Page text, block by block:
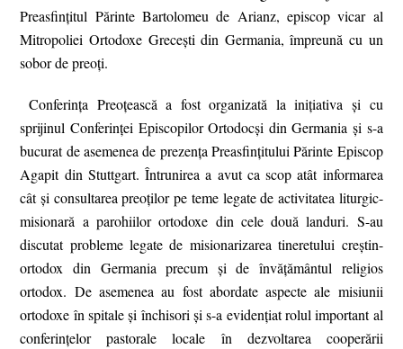
Preasfinţitul Părinte Bartolomeu de Arianz, episcop vicar al
Mitropoliei Ortodoxe Greceşti din Germania, împreună cu un
sobor de preoţi.
Conferinţa Preoţească a fost organizată la iniţiativa şi cu
sprijinul Conferinţei Episcopilor Ortodocşi din Germania şi s-a
bucurat de asemenea de prezenţa Preasfinţitului Părinte Episcop
Agapit din Stuttgart. Întrunirea a avut ca scop atât informarea
cât şi consultarea preoţilor pe teme legate de activitatea liturgic-
misionară a parohiilor ortodoxe din cele două landuri. S-au
discutat probleme legate de misionarizarea tineretului creştin-
ortodox din Germania precum şi de învăţământul religios
ortodox. De asemenea au fost abordate aspecte ale misiunii
ortodoxe în spitale şi închisori şi s-a evidenţiat rolul important al
conferinţelor pastorale locale în dezvoltarea cooperării